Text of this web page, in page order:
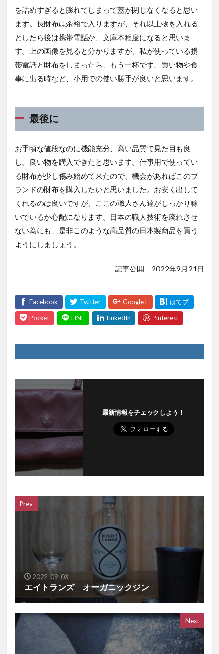
を詰めすぎると膨れてしまって蓋が閉じなくなると思い
ます。長財布は余裕で入りますが、それ以上物を入れる
としたら後は携帯電話か、文庫本程度になると思いま
す。上の画像を見ると分かりますが、私が使っている携
帯電話と財布をしまったら、もう一杯です。買い物や食
事に出る時など、小用での使い勝手が良いと思います。
最後に
お手頃な値段なのに機能充分、高い品質で見た目も良
し。良い物を購入できたと思います。仕事用で使ってい
る財布が少し傷み始めて来たので、機会があればこのブ
ランドの財布を購入したいと思いました。お安く出して
くれるのは良いですが、ここの職人さん達がしっかり稼
いでいるか心配になります。日本の職人技術を廃れさせ
ない為にも、是非このような高品質の日本製商品を買う
ようにしましょう。
記事公開 2022年9月21日
最新情報をチェックしよう！
Prev
2022-09-03
エイトランズ オーガニックジン
Next